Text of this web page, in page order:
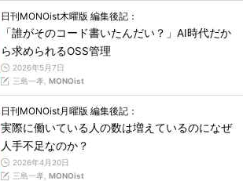
日刊MONOist木曜版 編集後記：
「誰がそのコード書いたんだい？」AI時代だか
ら求められるOSS管理
2026年5月7日
三島一孝, MONOist
日刊MONOist月曜版 編集後記：
実際に働いている人の数は増えているのになぜ
人手不足なのか？
2026年4月20日
三島一孝, MONOist